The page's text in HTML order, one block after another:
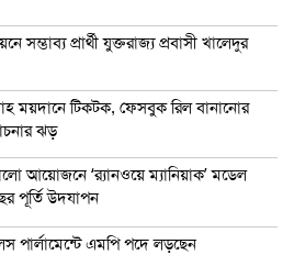
সম্ভাব্য প্রার্থী যুক্তরাজ্য প্রবাসী খালেদুর
ময়দানে টিকটক, ফেসবুক রিল বানানোর
ঝড়
আয়োজনে ‘র‍্যানওয়ে ম্যানিয়াক’ মডেল
পূর্তি উদযাপন
পার্লামেন্টে এমপি পদে লড়ছেন